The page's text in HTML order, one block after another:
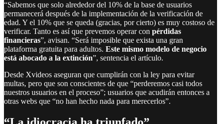
“Sabemos que solo alrededor del 10% de la base de usuarios
permanecerá después de la implementación de la verificación de
edad. Y el 10% que se queda (gracias, por cierto) es muy costoso de
verificar. Tanto es así que prevemos operar con pérdidas
financieras”, avisan. “Será imposible que exista una gran
plataforma gratuita para adultos. Este mismo modelo de negocio
está abocado a la extinción”, sentencia el artículo.
Desde Xvideos aseguran que cumplirán con la ley para evitar
multas, pero que son conscientes de que “perderemos casi todos
nuestros usuarios en el proceso”; usuarios que acudirán entonces a
otras webs que “no han hecho nada para merecerlos”.